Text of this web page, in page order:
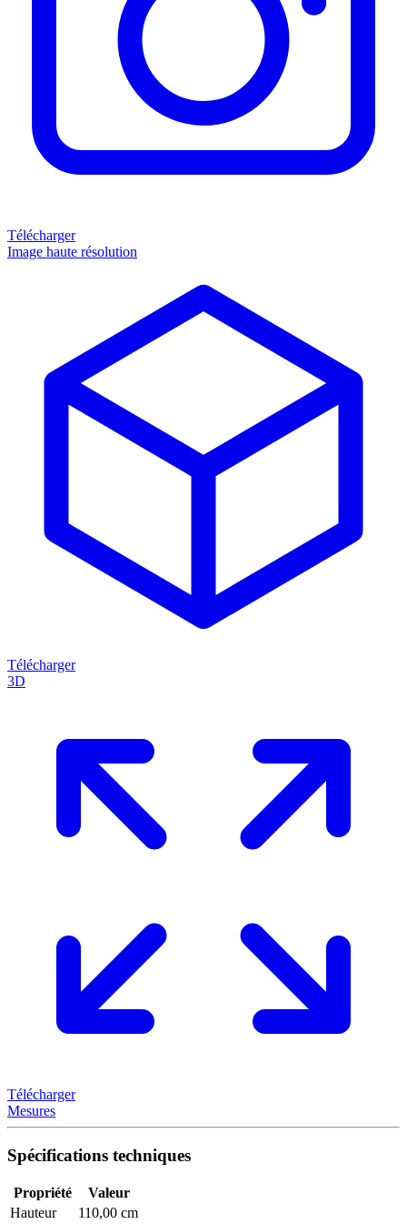
Télécharger
Image haute résolution
Télécharger
3D
Télécharger
Mesures
Spécifications techniques
Propriété
Valeur
Hauteur
110,00 cm